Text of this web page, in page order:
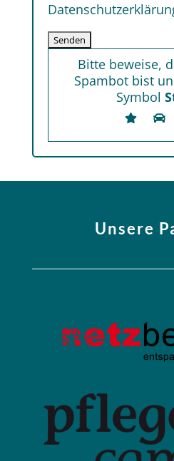
Bitte beweise,
Spambot bist
Symbol
Unsere